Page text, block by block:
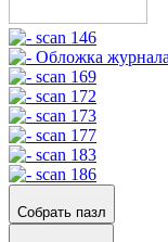
Собрать пазл